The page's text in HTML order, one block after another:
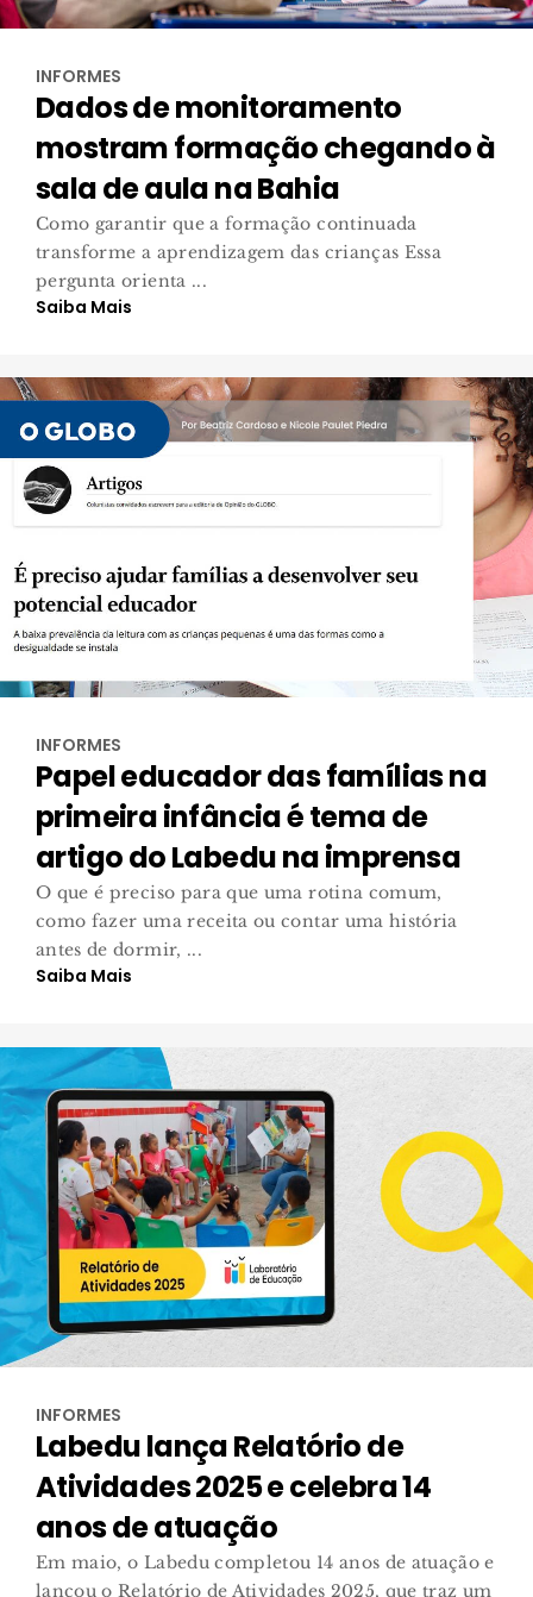
INFORMES
Dados de monitoramento
mostram formação chegando à
sala de aula na Bahia
Como garantir que a formação continuada
transforme a aprendizagem das crianças Essa
pergunta orienta ...
Saiba Mais
INFORMES
Papel educador das famílias na
primeira infância é tema de
artigo do Labedu na imprensa
O que é preciso para que uma rotina comum,
como fazer uma receita ou contar uma história
antes de dormir, ...
Saiba Mais
INFORMES
Labedu lança Relatório de
Atividades 2025 e celebra 14
anos de atuação
Em maio, o Labedu completou 14 anos de atuação e
lançou o Relatório de Atividades 2025, que traz um